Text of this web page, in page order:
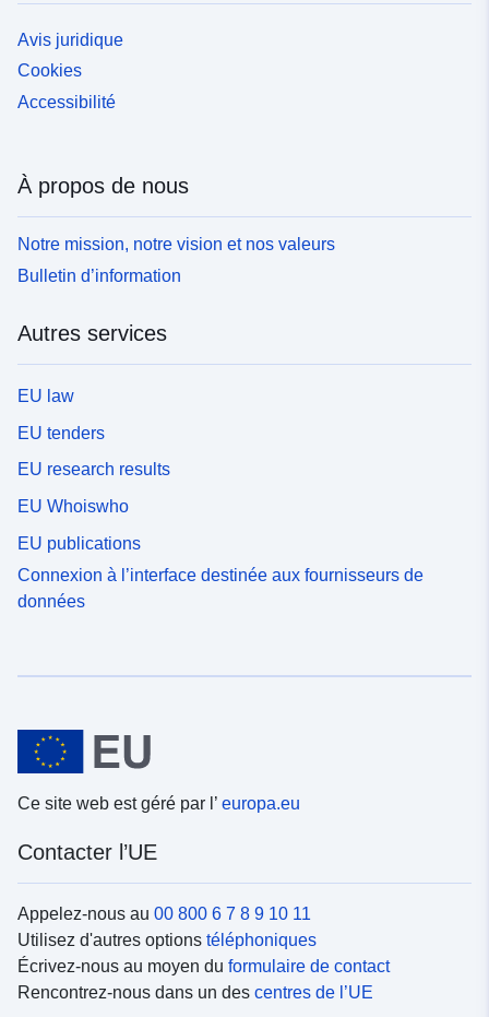
Avis juridique
Cookies
Accessibilité
À propos de nous
Notre mission, notre vision et nos valeurs
Bulletin d’information
Autres services
EU law
EU tenders
EU research results
EU Whoiswho
EU publications
Connexion à l’interface destinée aux fournisseurs de
données
Ce site web est géré par l’ europa.eu
Contacter l’UE
Appelez-nous au 00 800 6 7 8 9 10 11
Utilisez d'autres options téléphoniques
Écrivez-nous au moyen du formulaire de contact
Rencontrez-nous dans un des centres de l’UE